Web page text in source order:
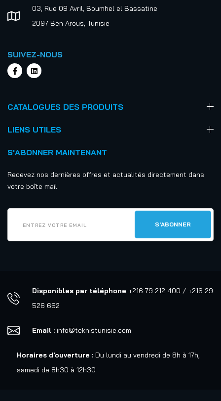
03, Rue 09 Avril, Boumhel el Bassatine
2097 Ben Arous, Tunisie
SUIVEZ-NOUS
CATALOGUES DES PRODUITS
LIENS UTILES
S'ABONNER MAINTENANT
Recevez nos dernières offres et actualités directement dans
votre boîte mail.
Disponibles par téléphone +216 79 212 400 / +216 29
526 662
Email : info@teknistunisie.com
Horaires d'ouverture : Du lundi au vendredi de 8h à 17h,
samedi de 8h30 à 12h30